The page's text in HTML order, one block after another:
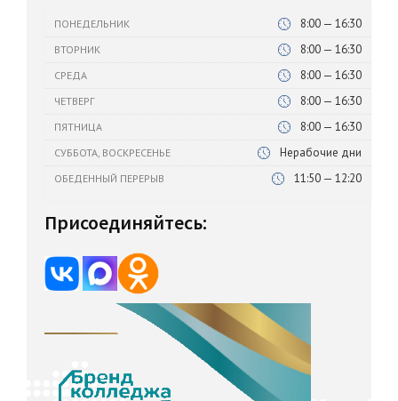
ПОНЕДЕЛЬНИК 8:00 — 16:30
ВТОРНИК 8:00 — 16:30
СРЕДА 8:00 — 16:30
ЧЕТВЕРГ 8:00 — 16:30
ПЯТНИЦА 8:00 — 16:30
СУББОТА, ВОСКРЕСЕНЬЕ Нерабочие дни
ОБЕДЕННЫЙ ПЕРЕРЫВ 11:50 — 12:20
Присоединяйтесь: